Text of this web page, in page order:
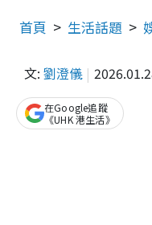
首頁 生活話題
文: 劉澄儀
在Google追蹤
《UHK 港生活》